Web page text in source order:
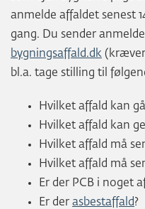
anmelde affaldet senest
gang. Du sender
bygningsaffald.dk (kræver
bl.a. tage stilling til
Hvilket affald kan
Hvilket affald kan
Hvilket affald må
Hvilket affald må
Er der PCB i noget
Er der asbestaffald?